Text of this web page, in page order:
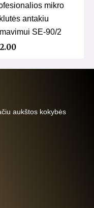
mikro
antakiu
SE-90/2
aukštos kokybės